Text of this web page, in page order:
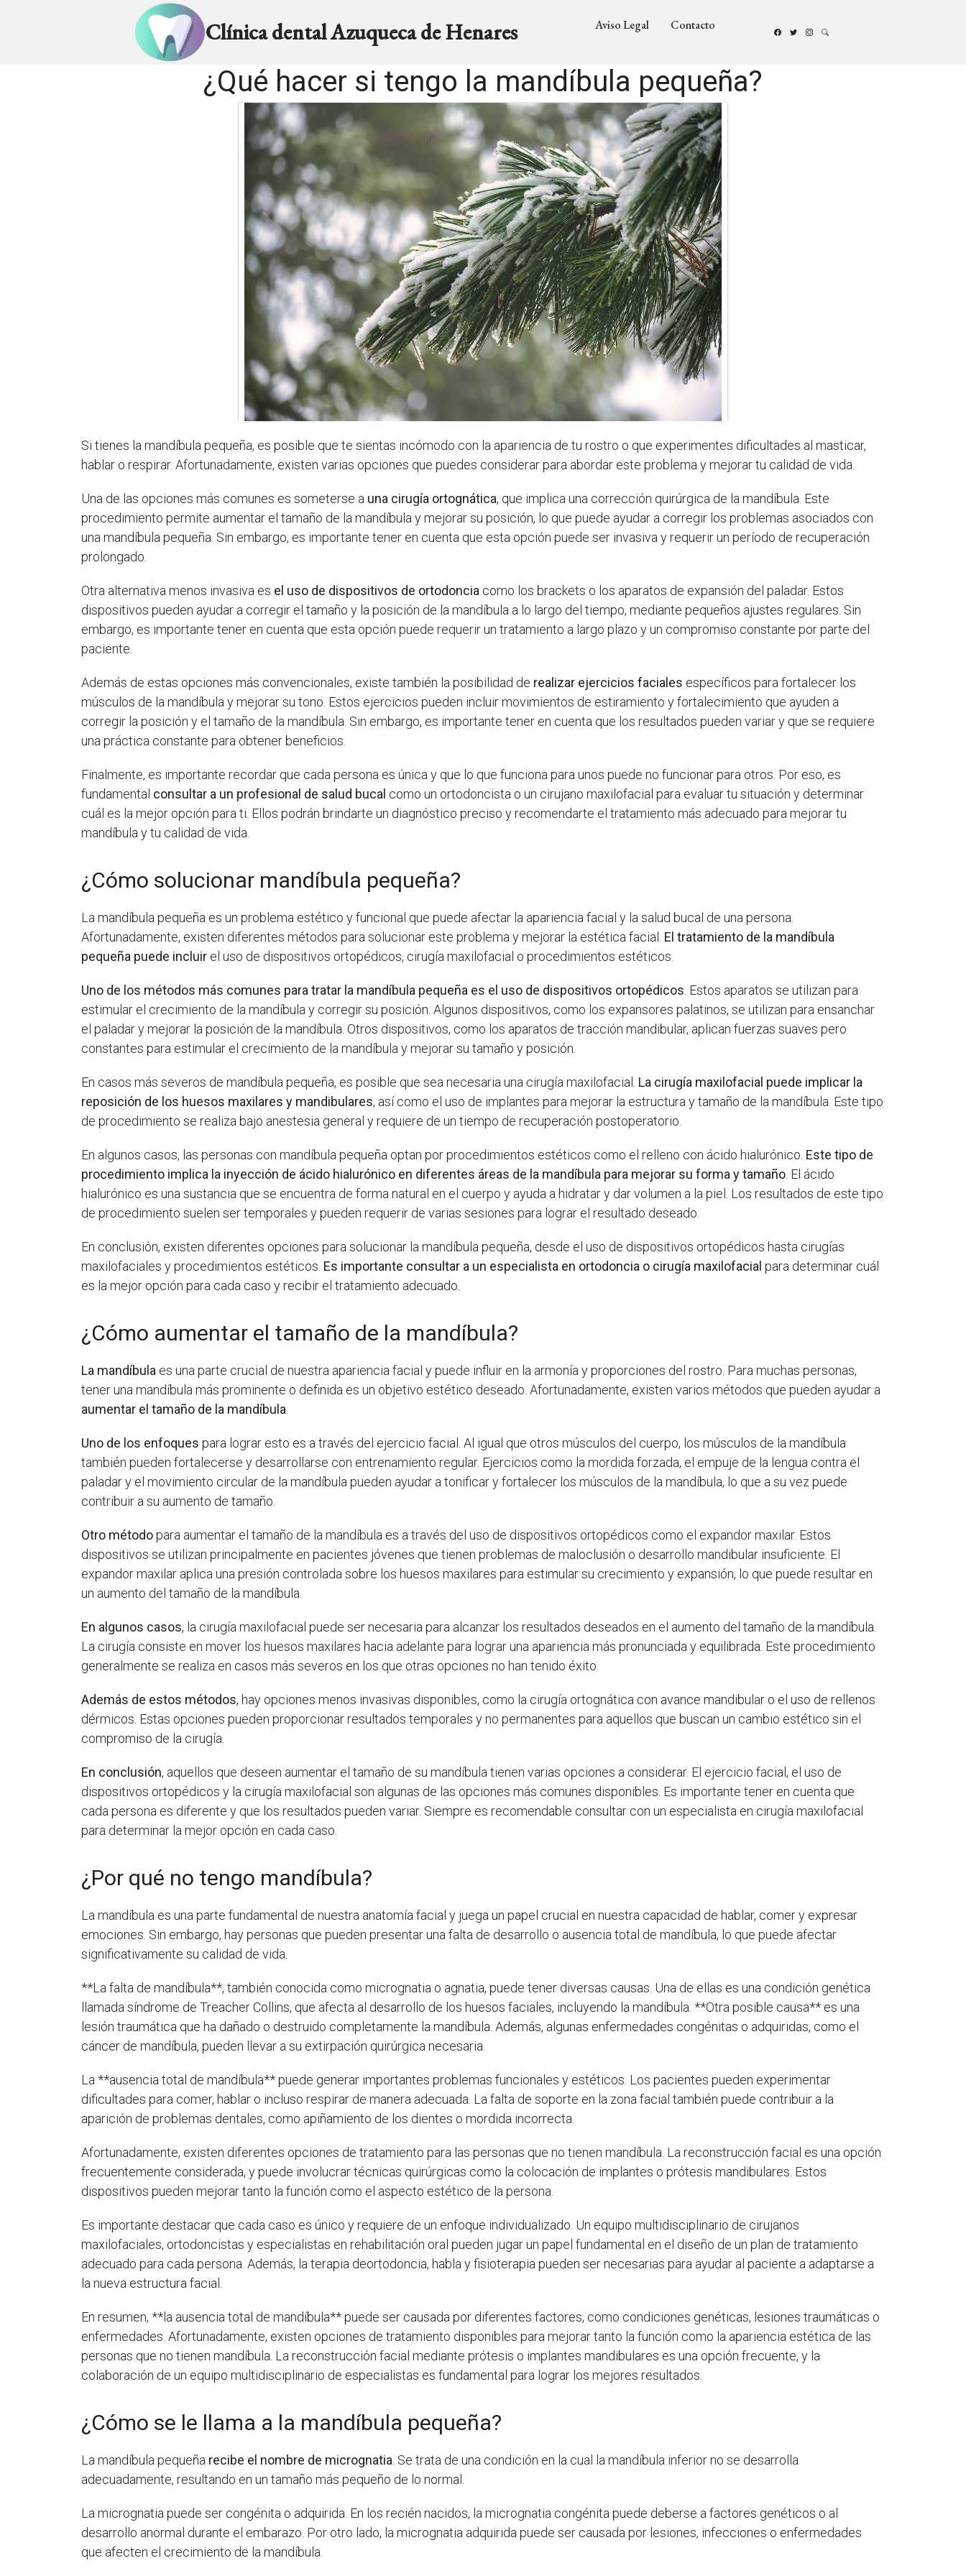
Clínica dental Azuqueca de Henares Aviso Legal Contacto
¿Qué hacer si tengo la mandíbula pequeña?
Si tienes la mandíbula pequeña, es posible que te sientas incómodo con la apariencia de tu rostro o que experimentes dificultades al masticar,
hablar o respirar. Afortunadamente, existen varias opciones que puedes considerar para abordar este problema y mejorar tu calidad de vida.
Una de las opciones más comunes es someterse a una cirugía ortognática, que implica una corrección quirúrgica de la mandíbula. Este
procedimiento permite aumentar el tamaño de la mandíbula y mejorar su posición, lo que puede ayudar a corregir los problemas asociados con
una mandíbula pequeña. Sin embargo, es importante tener en cuenta que esta opción puede ser invasiva y requerir un período de recuperación
prolongado.
Otra alternativa menos invasiva es el uso de dispositivos de ortodoncia como los brackets o los aparatos de expansión del paladar. Estos
dispositivos pueden ayudar a corregir el tamaño y la posición de la mandíbula a lo largo del tiempo, mediante pequeños ajustes regulares. Sin
embargo, es importante tener en cuenta que esta opción puede requerir un tratamiento a largo plazo y un compromiso constante por parte del
paciente.
Además de estas opciones más convencionales, existe también la posibilidad de realizar ejercicios faciales específicos para fortalecer los
músculos de la mandíbula y mejorar su tono. Estos ejercicios pueden incluir movimientos de estiramiento y fortalecimiento que ayuden a
corregir la posición y el tamaño de la mandíbula. Sin embargo, es importante tener en cuenta que los resultados pueden variar y que se requiere
una práctica constante para obtener beneficios.
Finalmente, es importante recordar que cada persona es única y que lo que funciona para unos puede no funcionar para otros. Por eso, es
fundamental consultar a un profesional de salud bucal como un ortodoncista o un cirujano maxilofacial para evaluar tu situación y determinar
cuál es la mejor opción para ti. Ellos podrán brindarte un diagnóstico preciso y recomendarte el tratamiento más adecuado para mejorar tu
mandíbula y tu calidad de vida.
¿Cómo solucionar mandíbula pequeña?
La mandíbula pequeña es un problema estético y funcional que puede afectar la apariencia facial y la salud bucal de una persona.
Afortunadamente, existen diferentes métodos para solucionar este problema y mejorar la estética facial. El tratamiento de la mandíbula
pequeña puede incluir el uso de dispositivos ortopédicos, cirugía maxilofacial o procedimientos estéticos.
Uno de los métodos más comunes para tratar la mandíbula pequeña es el uso de dispositivos ortopédicos . Estos aparatos se utilizan para
estimular el crecimiento de la mandíbula y corregir su posición. Algunos dispositivos, como los expansores palatinos, se utilizan para ensanchar
el paladar y mejorar la posición de la mandíbula. Otros dispositivos, como los aparatos de tracción mandibular, aplican fuerzas suaves pero
constantes para estimular el crecimiento de la mandíbula y mejorar su tamaño y posición.
En casos más severos de mandíbula pequeña, es posible que sea necesaria una cirugía maxilofacial. La cirugía maxilofacial puede implicar la
reposición de los huesos maxilares y mandibulares, así como el uso de implantes para mejorar la estructura y tamaño de la mandíbula. Este tipo
de procedimiento se realiza bajo anestesia general y requiere de un tiempo de recuperación postoperatorio.
En algunos casos, las personas con mandíbula pequeña optan por procedimientos estéticos como el relleno con ácido hialurónico. Este tipo de
procedimiento implica la inyección de ácido hialurónico en diferentes áreas de la mandíbula para mejorar su forma y tamaño . El ácido
hialurónico es una sustancia que se encuentra de forma natural en el cuerpo y ayuda a hidratar y dar volumen a la piel. Los resultados de este tipo
de procedimiento suelen ser temporales y pueden requerir de varias sesiones para lograr el resultado deseado.
En conclusión, existen diferentes opciones para solucionar la mandíbula pequeña, desde el uso de dispositivos ortopédicos hasta cirugías
maxilofaciales y procedimientos estéticos. Es importante consultar a un especialista en ortodoncia o cirugía maxilofacial para determinar cuál
es la mejor opción para cada caso y recibir el tratamiento adecuado.
¿Cómo aumentar el tamaño de la mandíbula?
La mandíbula es una parte crucial de nuestra apariencia facial y puede influir en la armonía y proporciones del rostro. Para muchas personas,
tener una mandíbula más prominente o definida es un objetivo estético deseado. Afortunadamente, existen varios métodos que pueden ayudar a
aumentar el tamaño de la mandíbula
Uno de los enfoques para lograr esto es a través del ejercicio facial. Al igual que otros músculos del cuerpo, los músculos de la mandíbula
también pueden fortalecerse y desarrollarse con entrenamiento regular. Ejercicios como la mordida forzada, el empuje de la lengua contra el
paladar y el movimiento circular de la mandíbula pueden ayudar a tonificar y fortalecer los músculos de la mandíbula, lo que a su vez puede
contribuir a su aumento de tamaño.
Otro métodopara aumentar el tamaño de la mandíbula es a través del uso de dispositivos ortopédicos como el expandor maxilar. Estos
dispositivos se utilizan principalmente en pacientes jóvenes que tienen problemas de maloclusión o desarrollo mandibular insuficiente. El
expandor maxilar aplica una presión controlada sobre los huesos maxilares para estimular su crecimiento y expansión, lo que puede resultar en
un aumento del tamaño de la mandíbula.
En algunos casos, la cirugía maxilofacial puede ser necesaria para alcanzar los resultados deseados en el aumento del tamaño de la mandíbula.
La cirugía consiste en mover los huesos maxilares hacia adelante para lograr una apariencia más pronunciada y equilibrada. Este procedimiento
generalmente se realiza en casos más severos en los que otras opciones no han tenido éxito.
Además de estos métodos, hay opciones menos invasivas disponibles, como la cirugía ortognática con avance mandibular o el uso de rellenos
dérmicos. Estas opciones pueden proporcionar resultados temporales y no permanentes para aquellos que buscan un cambio estético sin el
compromiso de la cirugía.
En conclusión, aquellos que deseen aumentar el tamaño de su mandíbula tienen varias opciones a considerar. El ejercicio facial, el uso de
dispositivos ortopédicos y la cirugía maxilofacial son algunas de las opciones más comunes disponibles. Es importante tener en cuenta que
cada persona es diferente y que los resultados pueden variar. Siempre es recomendable consultar con un especialista en cirugía maxilofacial
para determinar la mejor opción en cada caso.
¿Por qué no tengo mandíbula?
La mandíbula es una parte fundamental de nuestra anatomía facial y juega un papel crucial en nuestra capacidad de hablar, comer y expresar
emociones. Sin embargo, hay personas que pueden presentar una falta de desarrollo o ausencia total de mandíbula, lo que puede afectar
significativamente su calidad de vida.
**La falta de mandíbula**, también conocida como micrognatia o agnatia, puede tener diversas causas. Una de ellas es una condición genética
llamada síndrome de Treacher Collins, que afecta al desarrollo de los huesos faciales, incluyendo la mandíbula. **Otra posible causa** es una
lesión traumática que ha dañado o destruido completamente la mandíbula. Además, algunas enfermedades congénitas o adquiridas, como el
cáncer de mandíbula, pueden llevar a su extirpación quirúrgica necesaria.
La **ausencia total de mandíbula** puede generar importantes problemas funcionales y estéticos. Los pacientes pueden experimentar
dificultades para comer, hablar o incluso respirar de manera adecuada. La falta de soporte en la zona facial también puede contribuir a la
aparición de problemas dentales, como apiñamiento de los dientes o mordida incorrecta.
Afortunadamente, existen diferentes opciones de tratamiento para las personas que no tienen mandíbula. La reconstrucción facial es una opción
frecuentemente considerada, y puede involucrar técnicas quirúrgicas como la colocación de implantes o prótesis mandibulares. Estos
dispositivos pueden mejorar tanto la función como el aspecto estético de la persona.
Es importante destacar que cada caso es único y requiere de un enfoque individualizado. Un equipo multidisciplinario de cirujanos
maxilofaciales, ortodoncistas y especialistas en rehabilitación oral pueden jugar un papel fundamental en el diseño de un plan de tratamiento
adecuado para cada persona. Además, la terapia deortodoncia, habla y fisioterapia pueden ser necesarias para ayudar al paciente a adaptarse a
la nueva estructura facial.
En resumen, **la ausencia total de mandíbula** puede ser causada por diferentes factores, como condiciones genéticas, lesiones traumáticas o
enfermedades. Afortunadamente, existen opciones de tratamiento disponibles para mejorar tanto la función como la apariencia estética de las
personas que no tienen mandíbula. La reconstrucción facial mediante prótesis o implantes mandibulares es una opción frecuente, y la
colaboración de un equipo multidisciplinario de especialistas es fundamental para lograr los mejores resultados.
¿Cómo se le llama a la mandíbula pequeña?
La mandíbula pequeña recibe el nombre de micrognatia . Se trata de una condición en la cual la mandíbula inferior no se desarrolla
adecuadamente, resultando en un tamaño más pequeño de lo normal.
La micrognatia puede ser congénita o adquirida. En los recién nacidos, la micrognatia congénita puede deberse a factores genéticos o al
desarrollo anormal durante el embarazo. Por otro lado, la micrognatia adquirida puede ser causada por lesiones, infecciones o enfermedades
que afecten el crecimiento de la mandíbula.